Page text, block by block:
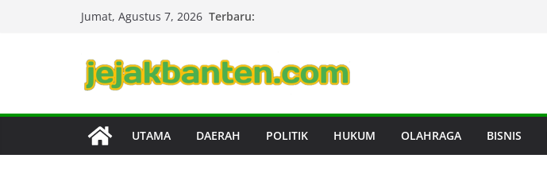
Jumat, Agustus 7, 2026 Terbaru:
UTAMA DAERAH POLITIK HUKUM OLAHRAGA BISNIS